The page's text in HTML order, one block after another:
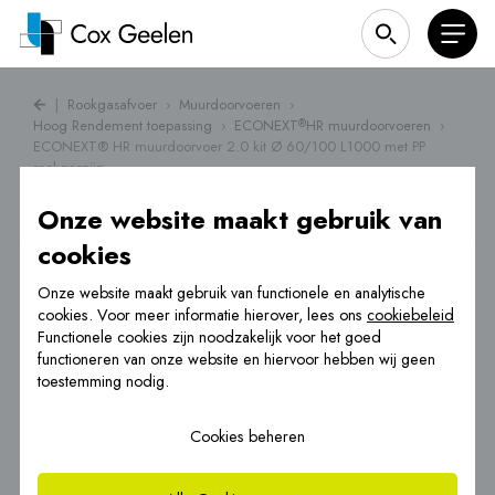
| Rookgasafvoer › Muurdoorvoeren ›
Hoog Rendement toepassing › ECONEXT®HR muurdoorvoeren ›
ECONEXT® HR muurdoorvoer 2.0 kit Ø 60/100 L1000 met PP
rookgaspijp
ECONEXT HR muurdoorvoer 2.0 kit
Onze website maakt gebruik van
cookies
Onze website maakt gebruik van functionele en analytische
cookies. Voor meer informatie hierover, lees ons cookiebeleid
Functionele cookies zijn noodzakelijk voor het goed
functioneren van onze website en hiervoor hebben wij geen
toestemming nodig.
Cookies beheren